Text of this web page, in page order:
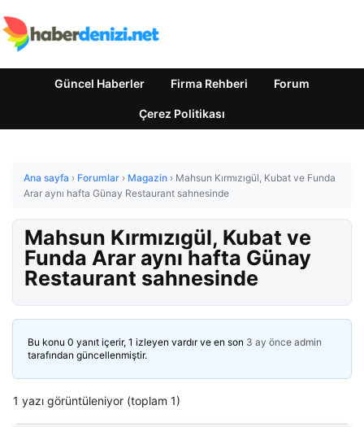
Güncel Haberler Firma Rehberi Forum
Çerez Politikası
Ana sayfa › Forumlar › Magazin › Mahsun Kırmızıgül, Kubat ve Funda
Arar aynı hafta Günay Restaurant sahnesinde
Mahsun Kırmızıgül, Kubat ve
Funda Arar aynı hafta Günay
Restaurant sahnesinde
Bu konu 0 yanıt içerir, 1 izleyen vardır ve en son 3 ay önce admin
tarafından güncellenmiştir.
1 yazı görüntüleniyor (toplam 1)